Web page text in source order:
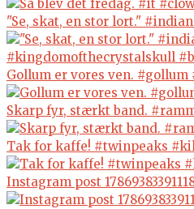
"Se, skat, en stor lort."
Gollum er vores ven.
Skarp fyr, stærkt band.
Tak for kaffe! #twinpeaks
Instagram post